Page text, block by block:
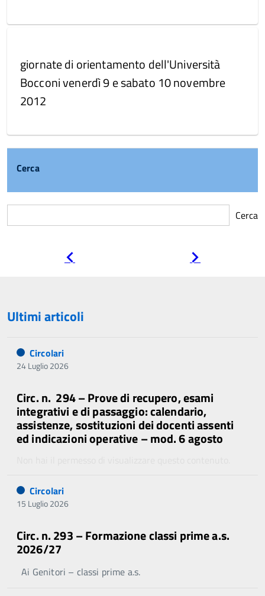
giornate di orientamento dell'Università
Bocconi venerdì 9 e sabato 10 novembre
2012
Cerca
Cerca
Ultimi articoli
Circolari
24 Luglio 2026
Circ. n. 294 – Prove di recupero, esami
integrativi e di passaggio: calendario,
assistenze, sostituzioni dei docenti assenti
ed indicazioni operative – mod. 6 agosto
Circolari
15 Luglio 2026
Circ. n. 293 – Formazione classi prime a.s.
2026/27
Ai Genitori – classi prime a.s.